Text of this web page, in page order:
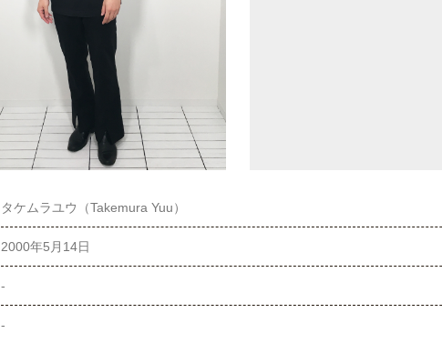
タケムラユウ（Takemura Yuu）
2000年5月14日
-
-